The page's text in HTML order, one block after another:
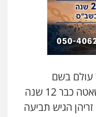
עולם בשם
יושב בכלא שאטה כבר 12 שנה
הגיש תביעה